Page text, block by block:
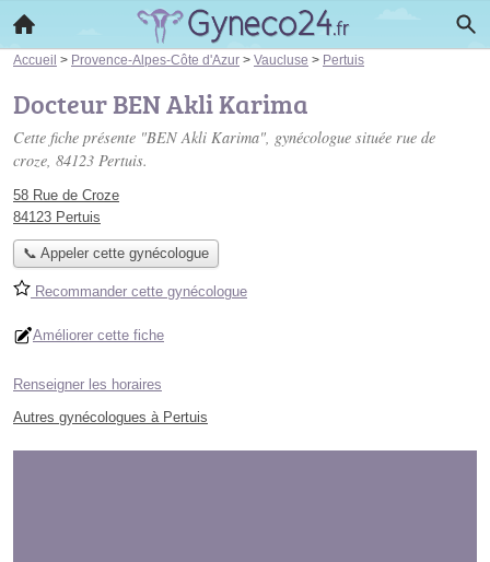
Accueil > Provence-Alpes-Côte d'Azur > Vaucluse > Pertuis
Docteur BEN Akli Karima
Cette fiche présente "BEN Akli Karima", gynécologue située rue de
croze, 84123 Pertuis.
58 Rue de Croze
84123 Pertuis
📞 Appeler cette gynécologue
Recommander cette gynécologue
Améliorer cette fiche
Renseigner les horaires
Autres gynécologues à Pertuis